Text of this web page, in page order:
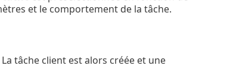
et le comportement de la tâche.
La tâche client est alors créée et une